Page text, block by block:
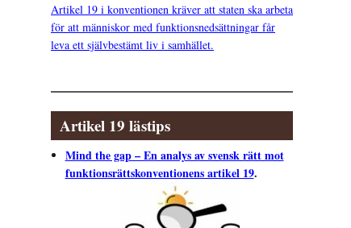
Artikel 19 i konventionen kräver att staten ska arbeta
för att människor med funktionsnedsättningar får
leva ett självbestämt liv i samhället.
Artikel 19 lästips
Mind the gap – En analys av svensk rätt mot
funktionsrättskonventionens artikel 19.